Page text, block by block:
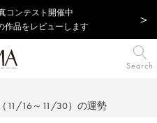
コンテスト開催中
作品をレビューします
Search
11/16～11/30）の運勢